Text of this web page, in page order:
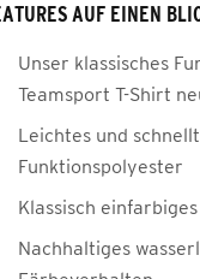
AUF EINEN
Unser klassisches
Teamsport T-Shirt
Leichtes und
Funktionspolyester
Klassisch
Nachhaltiges